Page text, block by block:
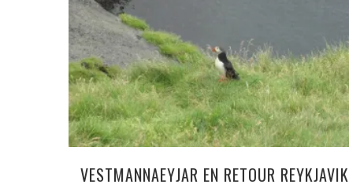
VESTMANNAEYJAR EN RETOUR REYKJAVIK